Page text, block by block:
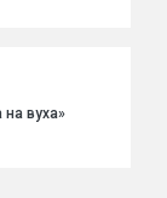
на вуха»